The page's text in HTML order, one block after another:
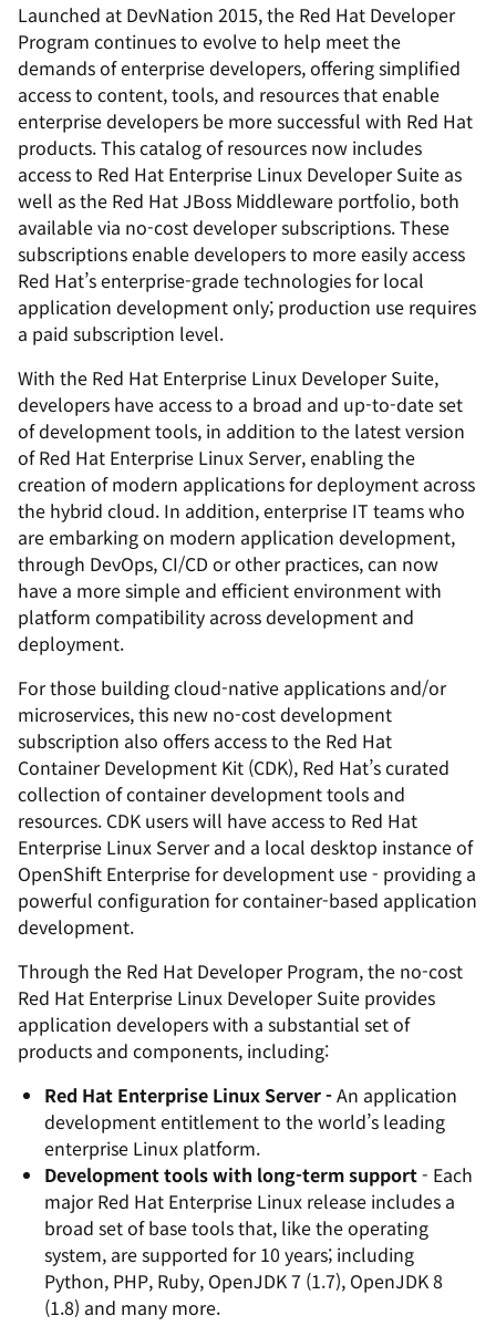
Launched at DevNation 2015, the Red Hat Developer
Program continues to evolve to help meet the
demands of enterprise developers, offering simplified
access to content, tools, and resources that enable
enterprise developers be more successful with Red Hat
products. This catalog of resources now includes
access to Red Hat Enterprise Linux Developer Suite as
well as the Red Hat JBoss Middleware portfolio, both
available via no-cost developer subscriptions. These
subscriptions enable developers to more easily access
Red Hat’s enterprise-grade technologies for local
application development only; production use requires
a paid subscription level.
With the Red Hat Enterprise Linux Developer Suite,
developers have access to a broad and up-to-date set
of development tools, in addition to the latest version
of Red Hat Enterprise Linux Server, enabling the
creation of modern applications for deployment across
the hybrid cloud. In addition, enterprise IT teams who
are embarking on modern application development,
through DevOps, CI/CD or other practices, can now
have a more simple and efficient environment with
platform compatibility across development and
deployment.
For those building cloud-native applications and/or
microservices, this new no-cost development
subscription also offers access to the Red Hat
Container Development Kit (CDK), Red Hat’s curated
collection of container development tools and
resources. CDK users will have access to Red Hat
Enterprise Linux Server and a local desktop instance of
OpenShift Enterprise for development use - providing a
powerful configuration for container-based application
development.
Through the Red Hat Developer Program, the no-cost
Red Hat Enterprise Linux Developer Suite provides
application developers with a substantial set of
products and components, including:
Red Hat Enterprise Linux Server -An application
development entitlement to the world’s leading
enterprise Linux platform.
Development tools with long-term support- Each
major Red Hat Enterprise Linux release includes a
broad set of base tools that, like the operating
system, are supported for 10 years; including
Python, PHP, Ruby, OpenJDK 7 (1.7), OpenJDK 8
(1.8) and many more.